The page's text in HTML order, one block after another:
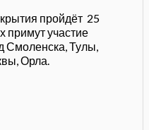
пройдёт 25
примут участие
Смоленска, Тулы,
Орла.